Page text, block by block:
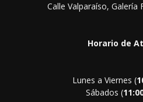
Calle Valparaíso, Galería
Horario de
Lunes a Viernes (
Sábados (